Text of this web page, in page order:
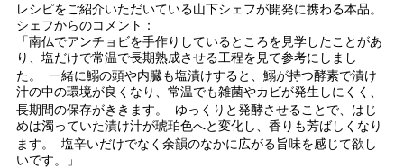
レシピをご紹介いただいている山下シェフが開発に携わる本品。
シェフからのコメント：
「南仏でアンチョビを手作りしているところを見学したことがあ
り、塩だけで常温で長期熟成させる工程を見て参考にしまし
た。 一緒に鰯の頭や内臓も塩漬けすると、鰯が持つ酵素で漬け
汁の中の環境が良くなり、常温でも雑菌やカビが発生しにくく、
長期間の保存がききます。 ゆっくりと発酵させることで、はじ
めは濁っていた漬け汁が琥珀色へと変化し、香りも芳ばしくなり
ます。 塩辛いだけでなく余韻のなかに広がる旨味を感じて欲し
いです。」